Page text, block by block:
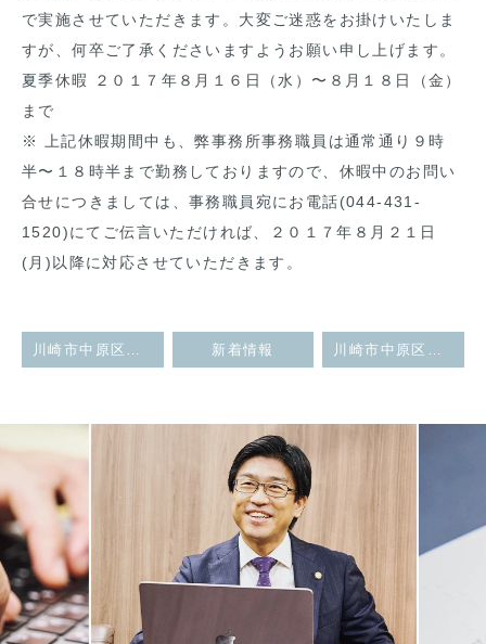
で実施させていただきます。大変ご迷惑をお掛けいたしま
すが、何卒ご了承くださいますようお願い申し上げます。
夏季休暇 ２０１７年８月１６日（水）〜８月１８日（金）
まで
※ 上記休暇期間中も、弊事務所事務職員は通常通り９時
半〜 １８時半まで勤務しておりますので、 休暇中のお問い
合せにつきましては、事務職員宛にお電話(044-431-
1520)にてご伝言いただければ、
２０１７年８月２１日
(月)以降に対応させていただきます。
川崎市中原区武蔵小杉駅で、地元の弁護士・税理士・司法書士による遺言・相続無料相談会を開催します（２０１７年７月４日） 新着情報 川崎市中原区武蔵小杉駅で、地元の弁護士・税理士・司法書士による遺言・相続無料相談会を開催します（２０１７年１０月１１日）
Previous